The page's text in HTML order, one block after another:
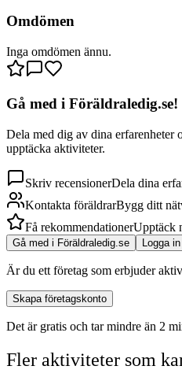
Omdömen
Inga omdömen ännu.
Gå med i Föräldraledig.se!
Dela med dig av dina erfarenheter
upptäcka aktiviteter.
Skriv recensionerDela dina
Kontakta föräldrarBygg ditt
Få rekommendationerUpptäck
Gå med i Föräldraledig.se Logga in
Är du ett företag som erbjuder
Skapa företagskonto
Det är gratis och tar mindre än 2
Fler aktiviteter som